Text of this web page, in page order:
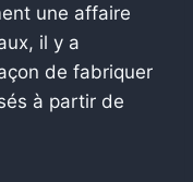
une affaire
il y a
de fabriquer
à partir de